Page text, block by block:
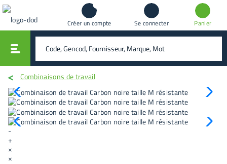
Créer un compte Se connecter Panier
rechercher
Combinaisons de travail
-
+
×
×